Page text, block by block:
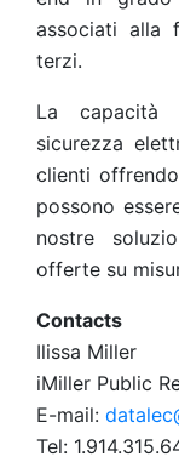
associati alla
terzi.
La capacità
sicurezza
clienti
possono
nostre
offerte su
Contacts
Ilissa Miller
iMiller Public
E-mail:
Tel: